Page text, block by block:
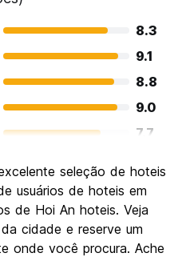
8.3
9.1
8.8
9.0
7.7
8.8
7.0
8.4
seleção de hoteis
usuários de hoteis em
de Hoi An hoteis. Veja
cidade e reserve um
onde você procura. Ache